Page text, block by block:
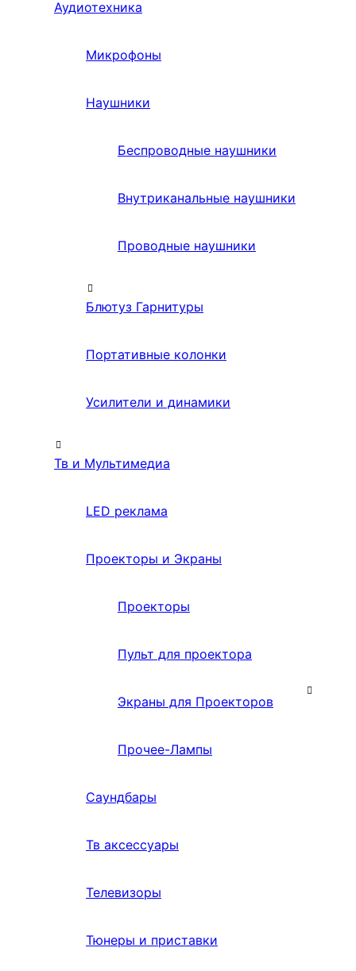
Аудиотехника
Микрофоны
Наушники
Беспроводные наушники
Внутриканальные наушники
Проводные наушники
Блютуз Гарнитуры
Портативные колонки
Усилители и динамики
Тв и Мультимедиа
LED реклама
Проекторы и Экраны
Проекторы
Пульт для проектора
Экраны для Проекторов
Прочее-Лампы
Саундбары
Тв аксессуары
Телевизоры
Тюнеры и приставки